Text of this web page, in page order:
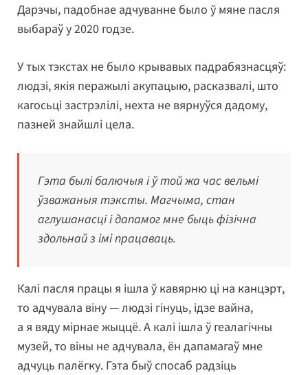
Дарэчы, падобнае адчуванне было ў мяне пасля
выбараў у 2020 годзе.
У тых тэкстах не было крывавых падрабязнасцяў:
людзі, якія перажылі акупацыю, расказвалі, што
кагосьці застрэлілі, нехта не вярнуўся дадому,
пазней знайшлі цела.
Гэта былі балючыя і ў той жа час вельмі
ўзважаныя тэксты. Магчыма, стан
аглушанасці і дапамог мне быць фізічна
здольнай з імі працаваць.
Калі пасля працы я ішла ў кавярню ці на канцэрт,
то адчувала віну — людзі гінуць, ідзе вайна,
а я вяду мірнае жыццё. А калі ішла ў геалагічны
музей, то віны не адчувала, ён дапамагаў мне
адчуць палёгку. Гэта быў спосаб радзіць